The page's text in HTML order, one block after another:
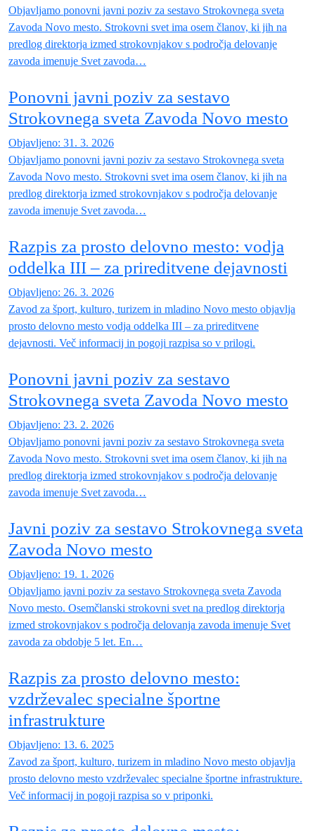
Objavljamo ponovni javni poziv za sestavo Strokovnega sveta
Zavoda Novo mesto. Strokovni svet ima osem članov, ki jih na
predlog direktorja izmed strokovnjakov s področja delovanje
zavoda imenuje Svet zavoda…
Ponovni javni poziv za sestavo
Strokovnega sveta Zavoda Novo mesto
Objavljeno: 31. 3. 2026
Objavljamo ponovni javni poziv za sestavo Strokovnega sveta
Zavoda Novo mesto. Strokovni svet ima osem članov, ki jih na
predlog direktorja izmed strokovnjakov s področja delovanje
zavoda imenuje Svet zavoda…
Razpis za prosto delovno mesto: vodja
oddelka III – za prireditvene dejavnosti
Objavljeno: 26. 3. 2026
Zavod za šport, kulturo, turizem in mladino Novo mesto objavlja
prosto delovno mesto vodja oddelka III – za prireditvene
dejavnosti. Več informacij in pogoji razpisa so v prilogi.
Ponovni javni poziv za sestavo
Strokovnega sveta Zavoda Novo mesto
Objavljeno: 23. 2. 2026
Objavljamo ponovni javni poziv za sestavo Strokovnega sveta
Zavoda Novo mesto. Strokovni svet ima osem članov, ki jih na
predlog direktorja izmed strokovnjakov s področja delovanje
zavoda imenuje Svet zavoda…
Javni poziv za sestavo Strokovnega sveta
Zavoda Novo mesto
Objavljeno: 19. 1. 2026
Objavljamo javni poziv za sestavo Strokovnega sveta Zavoda
Novo mesto. Osemčlanski strokovni svet na predlog direktorja
izmed strokovnjakov s področja delovanja zavoda imenuje Svet
zavoda za obdobje 5 let. En…
Razpis za prosto delovno mesto:
vzdrževalec specialne športne
infrastrukture
Objavljeno: 13. 6. 2025
Zavod za šport, kulturo, turizem in mladino Novo mesto objavlja
prosto delovno mesto vzdrževalec specialne športne infrastrukture.
Več informacij in pogoji razpisa so v priponki.